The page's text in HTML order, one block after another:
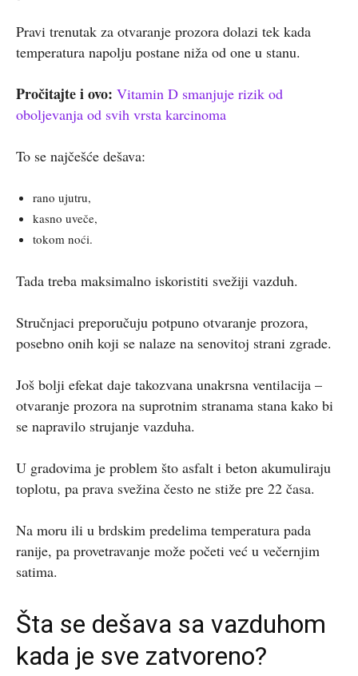
Pravi trenutak za otvaranje prozora dolazi tek kada
temperatura napolju postane niža od one u stanu.
Pročitajte i ovo: Vitamin D smanjuje rizik od
oboljevanja od svih vrsta karcinoma
To se najčešće dešava:
rano ujutru,
kasno uveče,
tokom noći.
Tada treba maksimalno iskoristiti svežiji vazduh.
Stručnjaci preporučuju potpuno otvaranje prozora,
posebno onih koji se nalaze na senovitoj strani zgrade.
Još bolji efekat daje takozvana unakrsna ventilacija –
otvaranje prozora na suprotnim stranama stana kako bi
se napravilo strujanje vazduha.
U gradovima je problem što asfalt i beton akumuliraju
toplotu, pa prava svežina često ne stiže pre 22 časa.
Na moru ili u brdskim predelima temperatura pada
ranije, pa provetravanje može početi već u večernjim
satima.
Šta se dešava sa vazduhom
kada je sve zatvoreno?